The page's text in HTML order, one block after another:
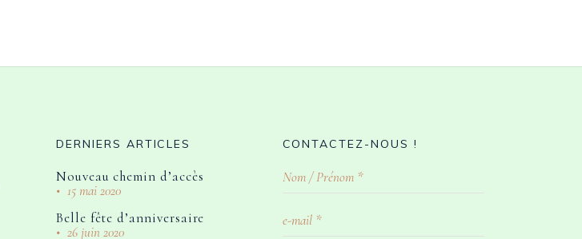
DERNIERS ARTICLES
Nouveau chemin d’accès
15 mai 2020
Belle fête d’anniversaire
26 juin 2020
CONTACTEZ-NOUS !